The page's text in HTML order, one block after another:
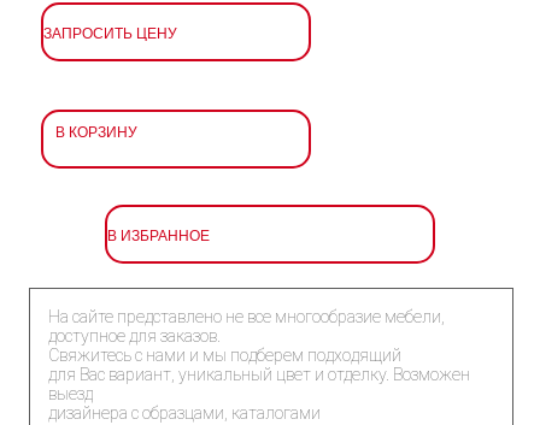
ЗАПРОСИТЬ ЦЕНУ
В КОРЗИНУ
В ИЗБРАННОЕ
На сайте представлено не все многообразие мебели,
доступное для заказов.
Свяжитесь с нами и мы подберем подходящий
для Вас вариант, уникальный цвет и отделку. Возможен
выезд
дизайнера с образцами, каталогами